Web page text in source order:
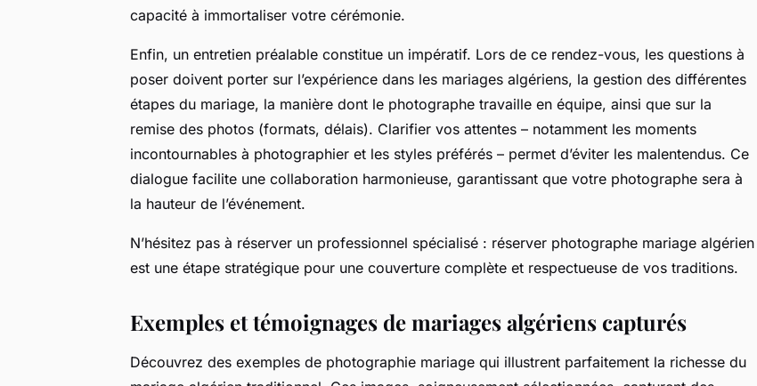
capacité à immortaliser votre cérémonie.
Enfin, un entretien préalable constitue un impératif. Lors de ce rendez-vous, les questions à
poser doivent porter sur l’expérience dans les mariages algériens, la gestion des différentes
étapes du mariage, la manière dont le photographe travaille en équipe, ainsi que sur la
remise des photos (formats, délais). Clarifier vos attentes – notamment les moments
incontournables à photographier et les styles préférés – permet d’éviter les malentendus. Ce
dialogue facilite une collaboration harmonieuse, garantissant que votre photographe sera à
la hauteur de l’événement.
N’hésitez pas à réserver un professionnel spécialisé : réserver photographe mariage algérien
est une étape stratégique pour une couverture complète et respectueuse de vos traditions.
Exemples et témoignages de mariages algériens capturés
Découvrez des exemples de photographie mariage qui illustrent parfaitement la richesse du